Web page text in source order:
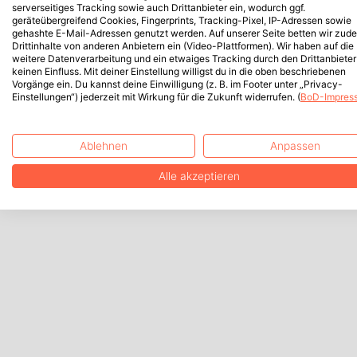
serverseitiges Tracking sowie auch Drittanbieter ein, wodurch ggf.
geräteübergreifend Cookies, Fingerprints, Tracking-Pixel, IP-Adressen sowie
gehashte E-Mail-Adressen genutzt werden. Auf unserer Seite betten wir
Drittinhalte von anderen Anbietern ein (Video-Plattformen). Wir haben auf die
weitere Datenverarbeitung und ein etwaiges Tracking durch den Drittanbieter
keinen Einfluss. Mit deiner Einstellung willigst du in die oben beschriebenen
Vorgänge ein. Du kannst deine Einwilligung (z. B. im Footer unter „Privacy-
Einstellungen“) jederzeit mit Wirkung für die Zukunft widerrufen. (BoD-
Ablehnen Anpassen
Alle akzeptieren